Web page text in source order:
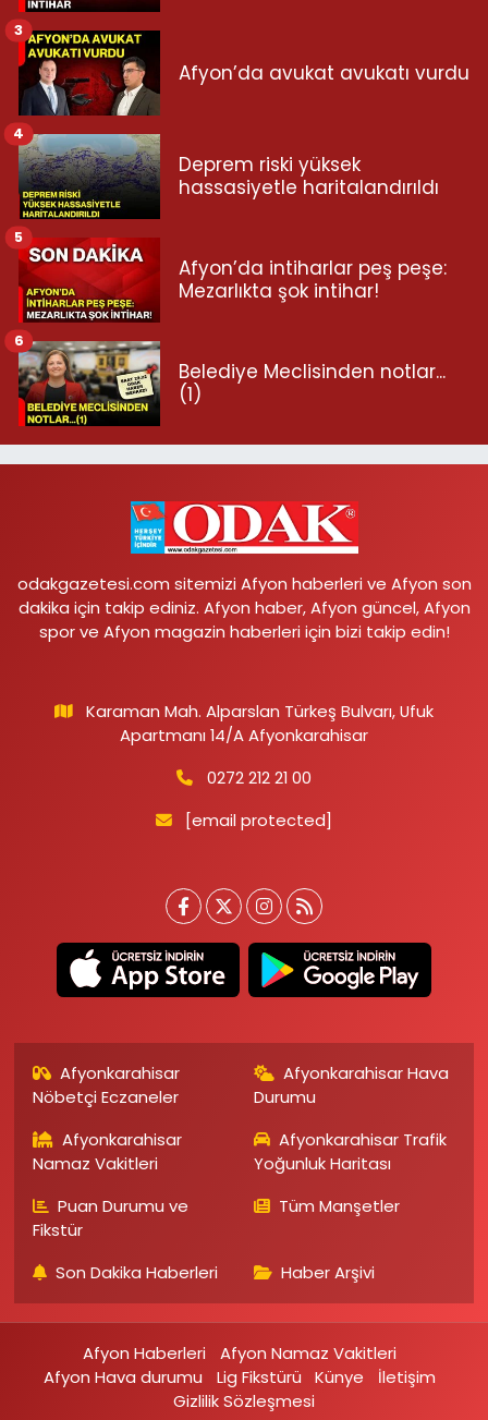
Afyon’da avukat avukatı vurdu
3
Deprem riski yüksek
hassasiyetle haritalandırıldı
4
Afyon’da intiharlar peş peşe:
Mezarlıkta şok intihar!
5
Belediye Meclisinden notlar...
(1)
6
odakgazetesi.com sitemizi Afyon haberleri ve Afyon son
dakika için takip ediniz. Afyon haber, Afyon güncel, Afyon
spor ve Afyon magazin haberleri için bizi takip edin!
Karaman Mah. Alparslan Türkeş Bulvarı, Ufuk
Apartmanı 14/A Afyonkarahisar
0272 212 21 00
[email protected]
Afyonkarahisar
Nöbetçi Eczaneler
Afyonkarahisar Hava
Durumu
Afyonkarahisar
Namaz Vakitleri
Afyonkarahisar Trafik
Yoğunluk Haritası
Puan Durumu ve
Fikstür
Tüm Manşetler
Son Dakika Haberleri Haber Arşivi
Afyon Haberleri
Afyon Namaz Vakitleri
Afyon Hava durumu
Lig Fikstürü Künye
İletişim
Gizlilik Sözleşmesi